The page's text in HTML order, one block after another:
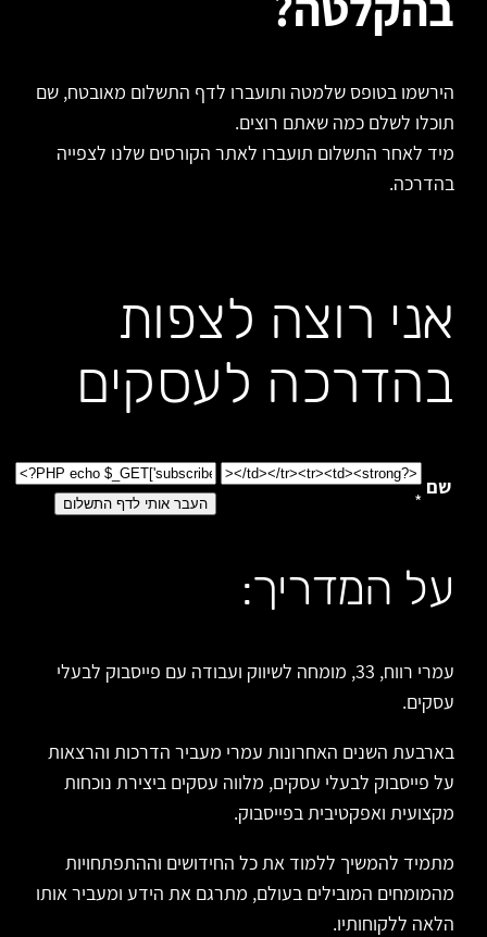
הירשמו בטופס שלמטה ותועברו לדף התשלום מאובטח, שם
תוכלו לשלם כמה שאתם רוצים.
מיד לאחר התשלום תועברו לאתר הקורסים שלנו לצפייה
בהדרכה.
אני רוצה לצפות
בהדרכה לעסקים
שם
*
על המדריך:
עמרי רווח, 33, מומחה לשיווק ועבודה עם פייסבוק לבעלי
עסקים.
בארבעת השנים האחרונות עמרי מעביר הדרכות והרצאות
על פייסבוק לבעלי עסקים, מלווה עסקים ביצירת נוכחות
מקצועית ואפקטיבית בפייסבוק.
מתמיד להמשיך ללמוד את כל החידושים וההתפתחויות
מהמומחים המובילים בעולם, מתרגם את הידע ומעביר אותו
הלאה ללקוחותיו.